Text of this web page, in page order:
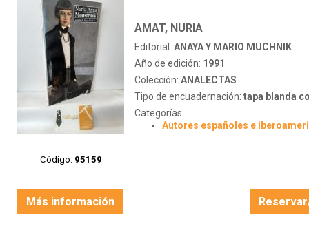
Código: 95159
AMAT, NURIA
Editorial: ANAYA Y MARIO MUCHNIK
Año de edición: 1991
Colección: ANALECTAS
Tipo de encuadernación: tapa blanda
Categorías:
Autores españoles e
Más información